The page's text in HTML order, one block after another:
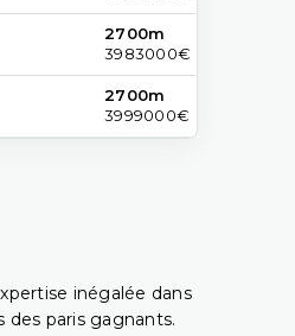
2700m
3983000€
2700m
3999000€
inégalée dans
des paris gagnants.